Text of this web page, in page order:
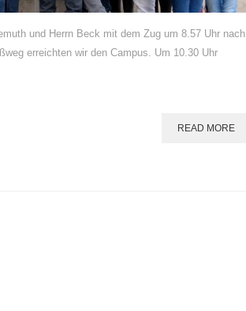
und Herrn Beck mit dem Zug um 8.57 Uhr nach
erreichten wir den Campus. Um 10.30 Uhr
READ MORE